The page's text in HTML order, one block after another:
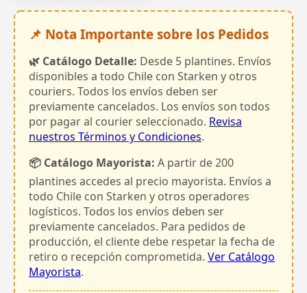
📌 Nota Importante sobre los Pedidos
🌿 Catálogo Detalle: Desde 5 plantines. Envíos
disponibles a todo Chile con Starken y otros
couriers. Todos los envíos deben ser
previamente cancelados. Los envíos son todos
por pagar al courier seleccionado. Revisa
nuestros Términos y Condiciones.
📦 Catálogo Mayorista: A partir de 200
plantines accedes al precio mayorista. Envíos a
todo Chile con Starken y otros operadores
logísticos. Todos los envíos deben ser
previamente cancelados. Para pedidos de
producción, el cliente debe respetar la fecha de
retiro o recepción comprometida. Ver Catálogo
Mayorista.